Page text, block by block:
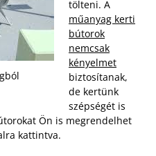
tölteni. A
műanyag kerti
bútorok
nemcsak
kényelmet
biztosítanak,
de kertünk
szépségét is
Ön is megrendelhet
kattintva.